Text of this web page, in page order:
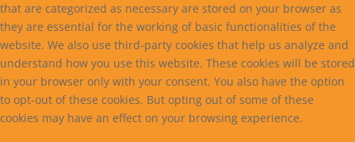
that are categorized as necessary are stored on your browser as
they are essential for the working of basic functionalities of the
website. We also use third-party cookies that help us analyze and
understand how you use this website. These cookies will be stored
in your browser only with your consent. You also have the option
to opt-out of these cookies. But opting out of some of these
cookies may have an effect on your browsing experience.